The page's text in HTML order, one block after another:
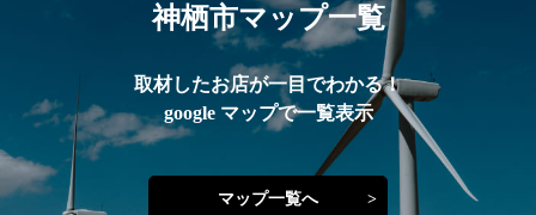
神栖市マップ一覧
取材したお店が一目でわかる！
google マップで一覧表示
マップ一覧へ